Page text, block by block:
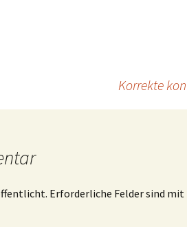
Korrekte
Erforderliche Felder sind mit